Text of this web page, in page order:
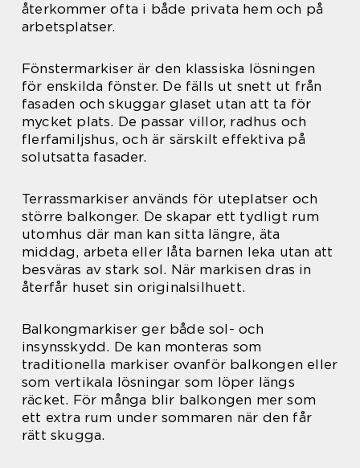
återkommer ofta i både privata hem och på
arbetsplatser.
Fönstermarkiser är den klassiska lösningen
för enskilda fönster. De fälls ut snett ut från
fasaden och skuggar glaset utan att ta för
mycket plats. De passar villor, radhus och
flerfamiljshus, och är särskilt effektiva på
solutsatta fasader.
Terrassmarkiser används för uteplatser och
större balkonger. De skapar ett tydligt rum
utomhus där man kan sitta längre, äta
middag, arbeta eller låta barnen leka utan att
besväras av stark sol. När markisen dras in
återfår huset sin originalsilhuett.
Balkongmarkiser ger både sol- och
insynsskydd. De kan monteras som
traditionella markiser ovanför balkongen eller
som vertikala lösningar som löper längs
räcket. För många blir balkongen mer som
ett extra rum under sommaren när den får
rätt skugga.